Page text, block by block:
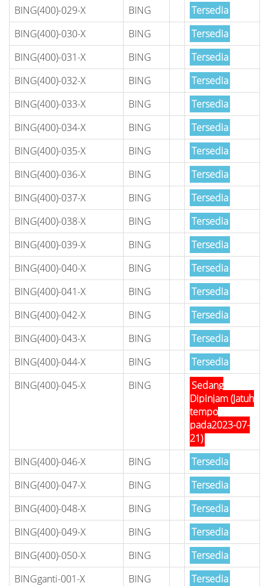
BING(400)-029-X BING
Tersedia
BING(400)-030-X
BING
Tersedia
BING(400)-031-X
BING
Tersedia
BING(400)-032-X
BING
Tersedia
BING(400)-033-X
BING
Tersedia
BING(400)-034-X
BING
Tersedia
BING(400)-035-X
BING
Tersedia
BING(400)-036-X
BING
Tersedia
BING(400)-037-X
BING
Tersedia
BING(400)-038-X
BING
Tersedia
BING(400)-039-X
BING
Tersedia
BING(400)-040-X
BING
Tersedia
BING(400)-041-X
BING
Tersedia
BING(400)-042-X
BING
Tersedia
BING(400)-043-X
BING
Tersedia
BING(400)-044-X
BING
Tersedia
BING(400)-045-X
BING
Sedang
Dipinjam (Jatuh
tempo
pada2023-07-
21)
BING(400)-046-X
BING
Tersedia
BING(400)-047-X
BING
Tersedia
BING(400)-048-X
BING
Tersedia
BING(400)-049-X
BING
Tersedia
BING(400)-050-X
BING
Tersedia
BINGganti-001-X
BING Tersedia